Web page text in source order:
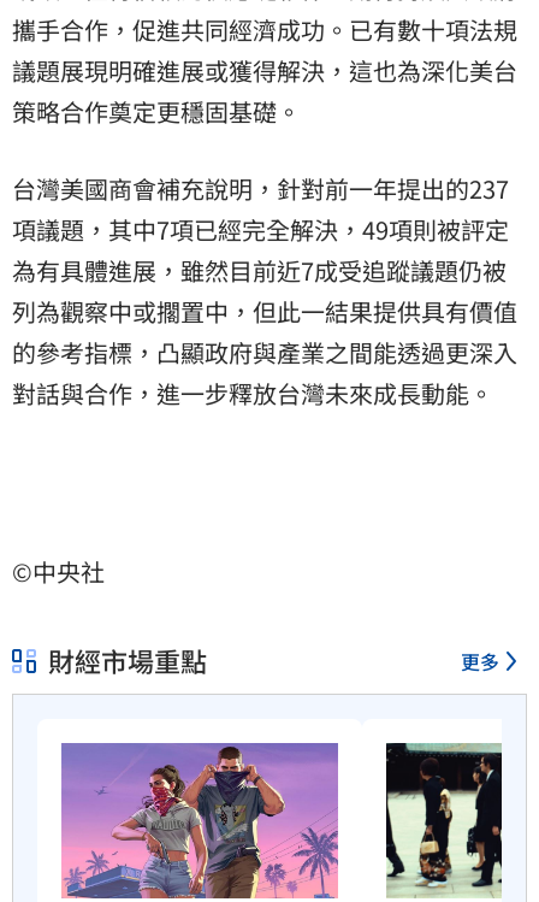
攜手合作，促進共同經濟成功。已有數十項法規
議題展現明確進展或獲得解決，這也為深化美台
策略合作奠定更穩固基礎。
台灣美國商會補充說明，針對前一年提出的237
項議題，其中7項已經完全解決，49項則被評定
為有具體進展，雖然目前近7成受追蹤議題仍被
列為觀察中或擱置中，但此一結果提供具有價值
的參考指標，凸顯政府與產業之間能透過更深入
對話與合作，進一步釋放台灣未來成長動能。
©中央社
財經市場重點 更多